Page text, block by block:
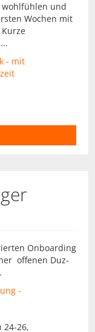
wohlfühlen und
Wochen mit
- mit
Onboarding
offenen Duz-
-
24-26,